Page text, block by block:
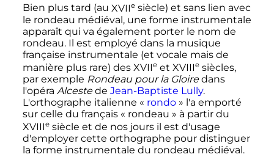
Bien plus tard (au XVIIe siècle) et sans lien avec
le rondeau médiéval, une forme instrumentale
apparaît qui va également porter le nom de
rondeau. Il est employé dans la musique
française instrumentale (et vocale mais de
manière plus rare) des XVIIe et XVIIIe siècles,
par exemple Rondeau pour la Gloiredans
l'opéra Alcestede Jean-Baptiste Lully.
L'orthographe italienne « rondo » l'a emporté
sur celle du français « rondeau » à partir du
XVIIIe siècle et de nos jours il est d'usage
d'employer cette orthographe pour distinguer
la forme instrumentale du rondeau médiéval.